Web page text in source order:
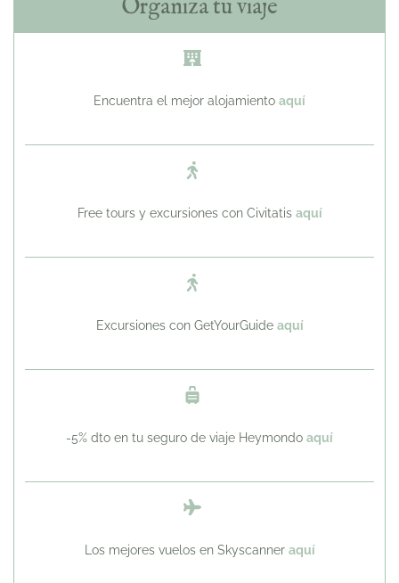
Organiza tu viaje
Encuentra el mejor alojamiento aquí
Free tours y excursiones con Civitatis aquí
Excursiones con GetYourGuide aquí
-5% dto en tu seguro de viaje Heymondo aquí
Los mejores vuelos en Skyscanner aquí